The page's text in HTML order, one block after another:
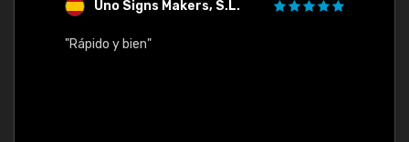
Uno Signs Makers, S.L.
"Rápido y bien"